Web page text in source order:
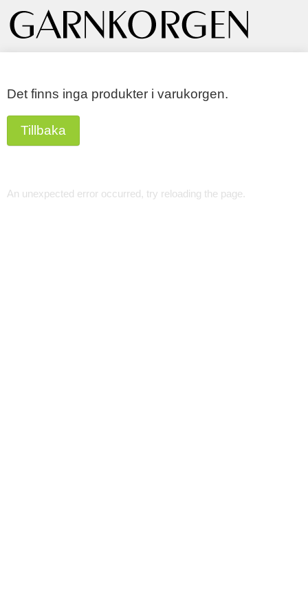
Det finns inga produkter i varukorgen.
Tillbaka
An unexpected error occurred, try reloading the page.